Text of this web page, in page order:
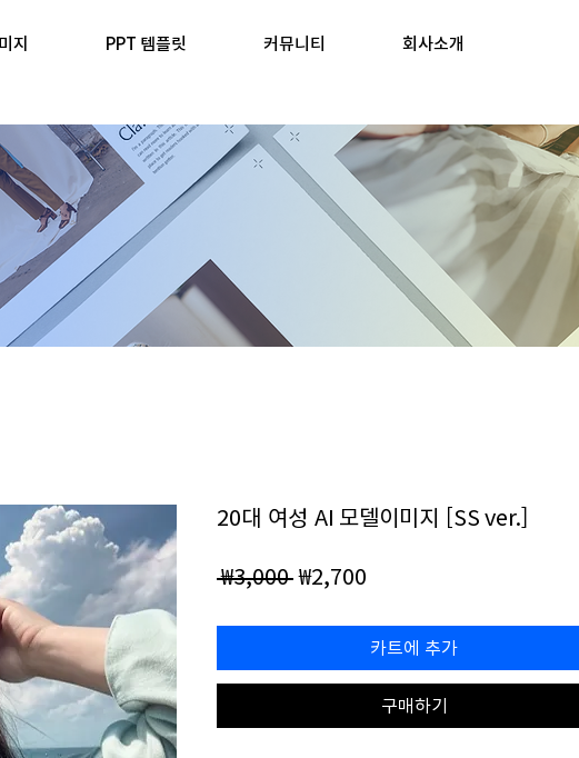
지 PPT 템플릿 커뮤니티 회사소개
20대 여성 AI 모델이미지 [SS ver.]
₩3,000 일
가
₩2,700
가
카트에 추가
구매하기